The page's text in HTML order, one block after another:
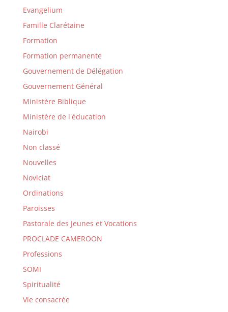
Evangelium
Famille Clarétaine
Formation
Formation permanente
Gouvernement de Délégation
Gouvernement Général
Ministère Biblique
Ministère de l'éducation
Nairobi
Non classé
Nouvelles
Noviciat
Ordinations
Paroisses
Pastorale des Jeunes et Vocations
PROCLADE CAMEROON
Professions
SOMI
Spiritualité
Vie consacrée